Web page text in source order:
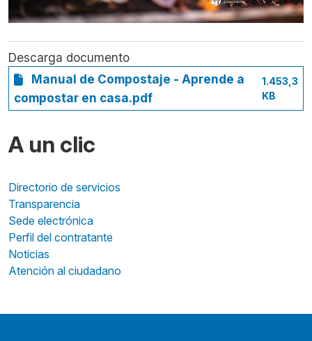
Descarga documento
Manual de Compostaje - Aprende a
compostar en casa.pdf
1.453,3
KB
A un clic
Directorio de servicios
Transparencia
Sede electrónica
Perfil del contratante
Noticias
Atención al ciudadano